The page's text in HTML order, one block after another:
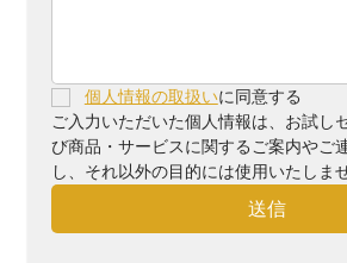
個人情報の取扱いに同意する
ご入力いただいた個人情報は、お試し
び商品・サービスに関するご案内やご
し、それ以外の目的には使用いたしませ
送信